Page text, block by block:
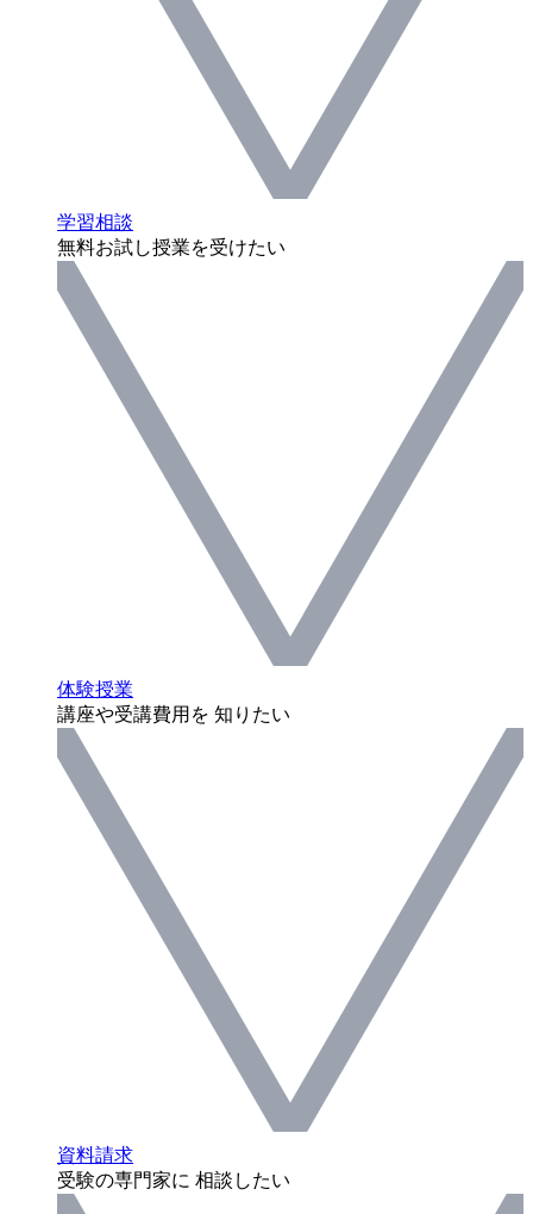
学習相談
無料お試し授業を受けたい
体験授業
講座や受講費用を 知りたい
資料請求
受験の専門家に 相談したい